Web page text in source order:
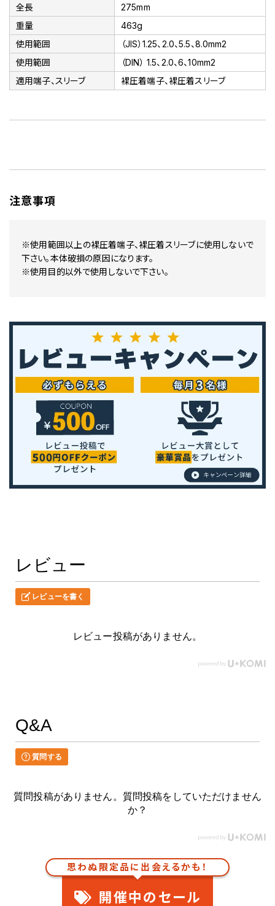
全長
275mm
重量
463g
使用範囲
（JIS）1.25、2.0、5.5、8.0mm2
使用範囲
（DIN） 1.5、2.0、6、10mm2
適用端子、スリーブ
裸圧着端子、裸圧着スリーブ
注意事項
※使用範囲以上の裸圧着端子、裸圧着スリーブに使用しないで
下さい。本体破損の原因になります。
※使用目的以外で使用しないで下さい。
レビュー
レビューを書く
レビュー投稿がありません。
Q&A
質問する
質問投稿がありません。質問投稿をしていただけません
か？
思わぬ限定品に出会えるかも！
開催中のセール